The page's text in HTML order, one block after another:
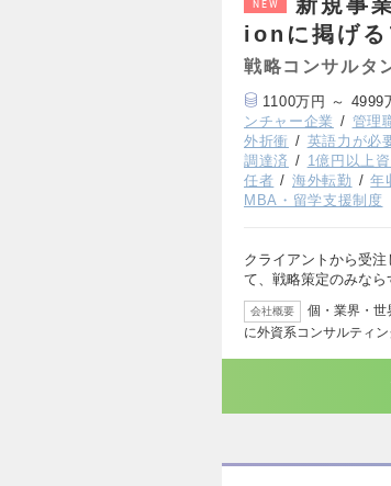
NEW
ionに掲げる
戦略コンサルタ
1100万円 ～ 4999
ンチャー企業
管理
外折衝
英語力が必
調達済
1億円以上
任者
海外転勤 年
MBA・留学支援制度
クライアントから受
て、戦略策定のみな
会社概要
個・業界・
に外資系コンサルティ